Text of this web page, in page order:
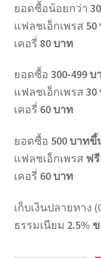
ยอดซื้อน้อยกว่า
แฟลชเอ็กเพรส 50
เคอรี่ 80 บาท
ยอดซื้อ 300-499 บ
แฟลชเอ็กเพรส30
เคอรี่ 60 บาท
ยอดซื้อ 500 บาทขึ้
แฟลชเอ็กเพรส ฟ
เคอรี่ 60 บาท
เก็บเงินปลายทาง
ธรรมเนียม 2.5%